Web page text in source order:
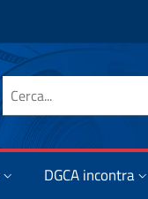
Cerca nel sito
DGCA incontra